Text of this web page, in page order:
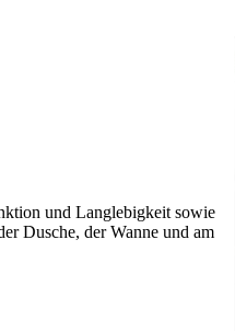
und Langlebigkeit sowie
Dusche, der Wanne und am